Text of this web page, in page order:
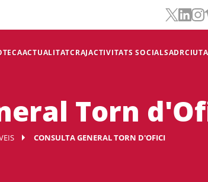
ACTUALITATCRAJACTIVITATS SOCIALSADR
Torn
CONSULTA GENERAL TORN D'OFICI